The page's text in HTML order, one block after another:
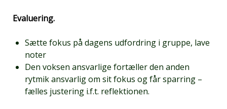
Evaluering.
Sætte fokus på dagens udfordring i gruppe, lave
noter
Den voksen ansvarlige fortæller den anden
rytmik ansvarlig om sit fokus og får sparring –
fælles justering i.f.t. reflektionen.